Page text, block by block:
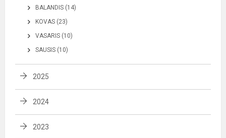
BALANDIS (14)
KOVAS (23)
VASARIS (10)
SAUSIS (10)
2025
2024
2023